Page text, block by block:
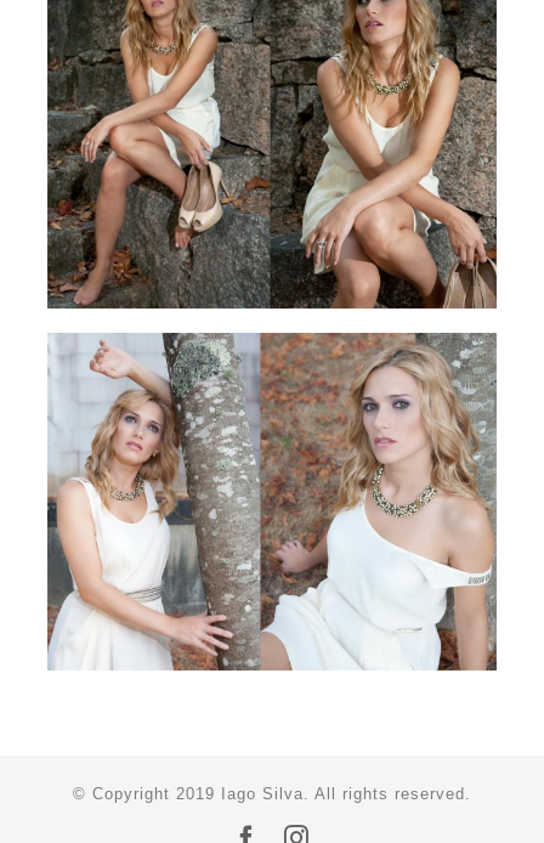
© Copyright 2019 Iago Silva. All rights reserved.
Facebook